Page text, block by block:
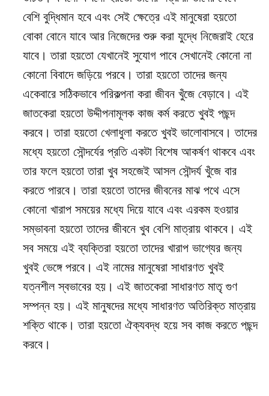
বেশি বুদ্ধিমান হবে এবং সেই ক্ষেত্রে এই মানুষেরা হয়তো
বোকা বোনে যাবে আর নিজেদের শুরু করা যুদ্ধে নিজেরাই হেরে
যাবে। তারা হয়তো যেখানেই সুযোগ পাবে সেখানেই কোনো না
কোনো বিবাদে জড়িয়ে পরবে। তারা হয়তো তাদের জন্য
একেবারে সঠিকভাবে পরিকল্পনা করা জীবন খুঁজে বেড়াবে। এই
জাতকেরা হয়তো উদ্দীপনামূলক কাজ কর্ম করতে খুবই পছন্দ
করবে। তারা হয়তো খেলাধুলা করতে খুবই ভালোবাসবে। তাদের
মধ্যে হয়তো সৌন্দর্যের প্রতি একটা বিশেষ আকর্ষণ থাকবে এবং
তার ফলে হয়তো তারা খুব সহজেই আসল সৌন্দর্য খুঁজে বার
করতে পারবে। তারা হয়তো তাদের জীবনের মাঝ পথে এসে
কোনো খারাপ সময়ের মধ্যে দিয়ে যাবে এবং এরকম হওয়ার
সম্ভাবনা হয়তো তাদের জীবনে খুব বেশি মাত্রায় থাকবে। এই
সব সময়ে এই ব্যক্তিরা হয়তো তাদের খারাপ ভাগ্যের জন্য
খুবই ভেঙ্গে পরবে। এই নামের মানুষেরা সাধারণত খুবই
যত্নশীল স্বভাবের হয়। এই জাতকেরা সাধারণত মাতৃ গুণ
সম্পন্ন হয়। এই মানুষদের মধ্যে সাধারণত অতিরিক্ত মাত্রায়
শক্তি থাকে। তারা হয়তো ঐক্যবদ্ধ হয়ে সব কাজ করতে পছন্দ
করবে।